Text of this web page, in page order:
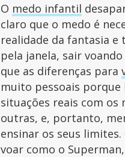
O medo infantil
claro que o medo é
realidade da fantasia e
pela janela, sair
que as diferenças para
muito pessoais porque
situações reais com os
outras, e, portanto,
ensinar os seus
voar como o